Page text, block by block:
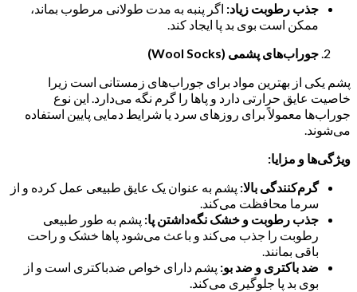
جذب رطوبت زیاد: اگر پنبه به مدت طولانی مرطوب بماند،
ممکن است بوی بد پا ایجاد کند.
جوراب‌های پشمی (Wool Socks)
پشم یکی از بهترین مواد برای جوراب‌های زمستانی است زیرا
خاصیت عایق حرارتی دارد و پاها را گرم نگه می‌دارد. این نوع
جوراب‌ها معمولاً برای روزهای سرد یا شرایط دمایی پایین استفاده
می‌شوند.
ویژگی‌ها و مزایا:
گرم‌کنندگی بالا: پشم به عنوان یک عایق طبیعی عمل کرده و از
سرما محافظت می‌کند.
جذب رطوبت و خشک نگه‌داشتن پا: پشم به طور طبیعی
رطوبت را جذب می‌کند و باعث می‌شود پاها خشک و راحت
باقی بمانند.
ضد باکتری و ضد بو: پشم دارای خواص ضدباکتری است و از
بوی بد پا جلوگیری می‌کند.